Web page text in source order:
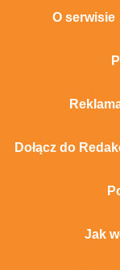
O serwisie
Dołącz do
Jak